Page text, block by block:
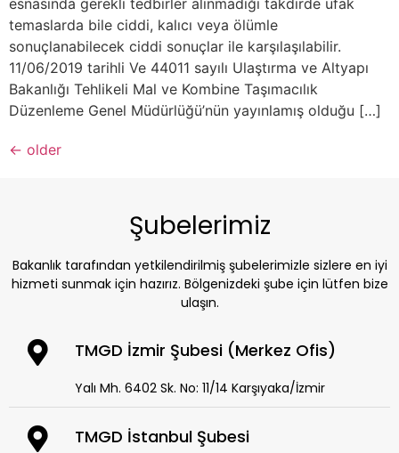
esnasında gerekli tedbirler alınmadığı takdirde ufak
temaslarda bile ciddi, kalıcı veya ölümle
sonuçlanabilecek ciddi sonuçlar ile karşılaşılabilir.
11/06/2019 tarihli Ve 44011 sayılı Ulaştırma ve Altyapı
Bakanlığı Tehlikeli Mal ve Kombine Taşımacılık
Düzenleme Genel Müdürlüğü’nün yayınlamış olduğu […]
← older
Şubelerimiz
Bakanlık tarafından yetkilendirilmiş şubelerimizle sizlere en iyi
hizmeti sunmak için hazırız. Bölgenizdeki şube için lütfen bize
ulaşın.
TMGD İzmir Şubesi (Merkez Ofis)
Yalı Mh. 6402 Sk. No: 11/14 Karşıyaka/İzmir
TMGD İstanbul Şubesi